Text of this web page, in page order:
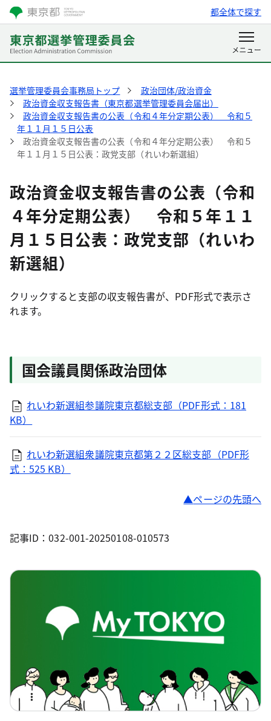
都全体で探す
選挙管理委員会事務局トップ
政治団体/政治資金
政治資金収支報告書（東京都選挙管理委員会届出）
政治資金収支報告書の公表（令和４年分定期公表） 令和５
年１１月１５日公表
政治資金収支報告書の公表（令和４年分定期公表） 令和５
年１１月１５日公表：政党支部（れいわ新選組）
政治資金収支報告書の公表（令和
４年分定期公表） 令和５年１１
月１５日公表：政党支部（れいわ
新選組）
クリックすると支部の収支報告書が、PDF形式で表示さ
れます。
国会議員関係政治団体
れいわ新選組参議院東京都総支部（PDF形式：181
KB）
れいわ新選組衆議院東京都第２２区総支部（PDF形
式：525 KB）
ページの先頭へ
記事ID：032-001-20250108-010573